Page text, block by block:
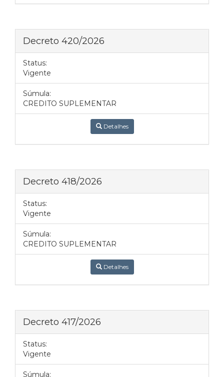
Decreto 420/2026
Status:
Vigente
Súmula:
CREDITO SUPLEMENTAR
Detalhes
Decreto 418/2026
Status:
Vigente
Súmula:
CREDITO SUPLEMENTAR
Detalhes
Decreto 417/2026
Status:
Vigente
Súmula: